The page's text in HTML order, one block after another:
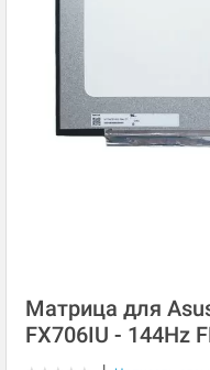
Матрица для
FX706IU - 144Hz